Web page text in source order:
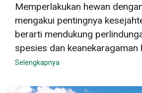
Memperlakukan hewan
mengakui pentingnya
berarti mendukung
spesies dan keanekaragaman
Selengkapnya